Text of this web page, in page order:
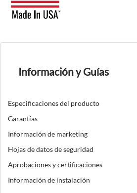
Información y Guías
Especificaciones del producto
Garantías
Información de marketing
Hojas de datos de seguridad
Aprobaciones y certificaciones
Información de instalación